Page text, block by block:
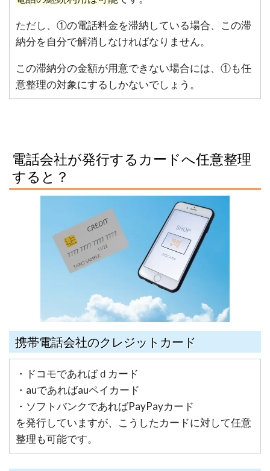
ただし、①の電話料金を滞納している場合、この滞
納分を自分で解消しなければなりません。
この滞納分の金額が用意できない場合には、①も任
意整理の対象にするしかないでしょう。
電話会社が発行するカードへ任意整理
すると？
携帯電話会社のクレジットカード
・ドコモであればｄカード
・auであればauペイカード
・ソフトバンクであればPayPayカード
を発行していますが、こうしたカードに対して任意
整理も可能です。